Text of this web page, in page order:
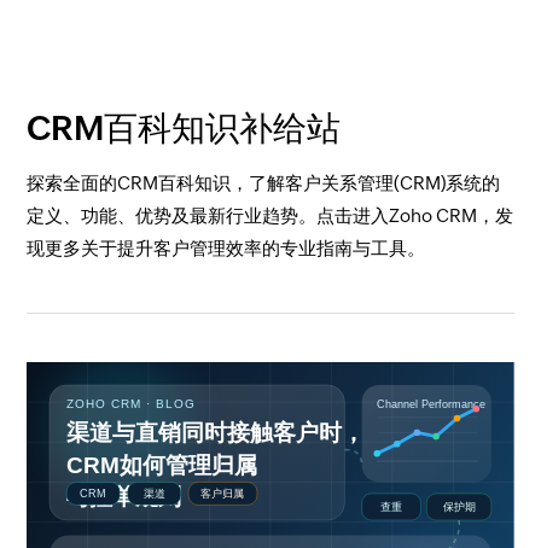
CRM百科知识补给站
探索全面的CRM百科知识，了解客户关系管理(CRM)系统的
定义、功能、优势及最新行业趋势。点击进入Zoho CRM，发
现更多关于提升客户管理效率的专业指南与工具。